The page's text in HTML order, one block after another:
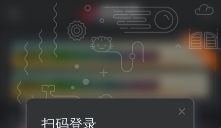
立即入驻
社区 论坛主区 今日广元
扫码登录